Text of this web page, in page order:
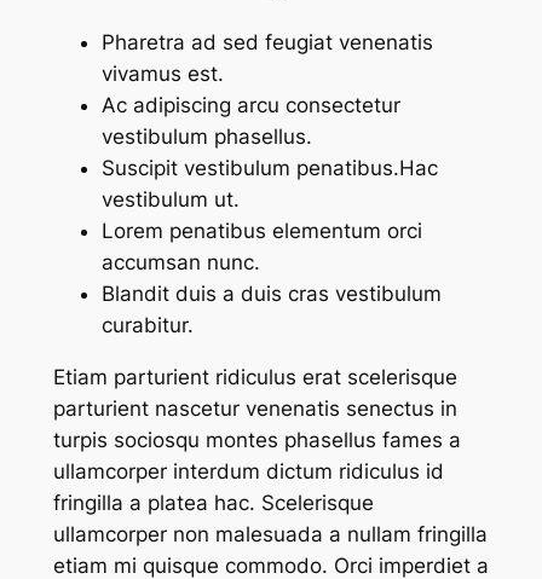
Pharetra ad sed feugiat venenatis
vivamus est.
Ac adipiscing arcu consectetur
vestibulum phasellus.
Suscipit vestibulum penatibus.Hac
vestibulum ut.
Lorem penatibus elementum orci
accumsan nunc.
Blandit duis a duis cras vestibulum
curabitur.
Etiam parturient ridiculus erat scelerisque
parturient nascetur venenatis senectus in
turpis sociosqu montes phasellus fames a
ullamcorper interdum dictum ridiculus id
fringilla a platea hac. Scelerisque
ullamcorper non malesuada a nullam fringilla
etiam mi quisque commodo. Orci imperdiet a